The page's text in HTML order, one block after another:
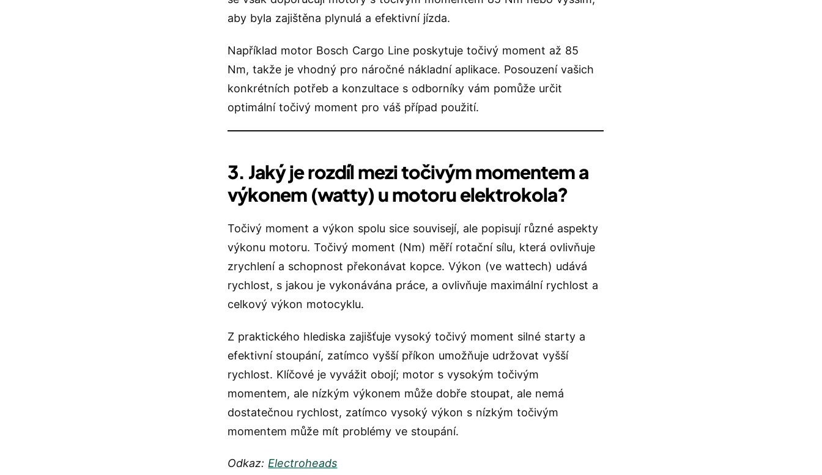
aby byla zajištěna plynulá a efektivní jízda.
Například motor Bosch Cargo Line poskytuje točivý moment až 85
Nm, takže je vhodný pro náročné nákladní aplikace. Posouzení vašich
konkrétních potřeb a konzultace s odborníky vám pomůže určit
optimální točivý moment pro váš případ použití.
3. Jaký je rozdíl mezi točivým momentem a
výkonem (watty) u motoru elektrokola?
Točivý moment a výkon spolu sice souvisejí, ale popisují různé aspekty
výkonu motoru. Točivý moment (Nm) měří rotační sílu, která ovlivňuje
zrychlení a schopnost překonávat kopce. Výkon (ve wattech) udává
rychlost, s jakou je vykonávána práce, a ovlivňuje maximální rychlost a
celkový výkon motocyklu.
Z praktického hlediska zajišťuje vysoký točivý moment silné starty a
efektivní stoupání, zatímco vyšší příkon umožňuje udržovat vyšší
rychlost. Klíčové je vyvážit obojí; motor s vysokým točivým
momentem, ale nízkým výkonem může dobře stoupat, ale nemá
dostatečnou rychlost, zatímco vysoký výkon s nízkým točivým
momentem může mít problémy ve stoupání.
Odkaz:Electroheads